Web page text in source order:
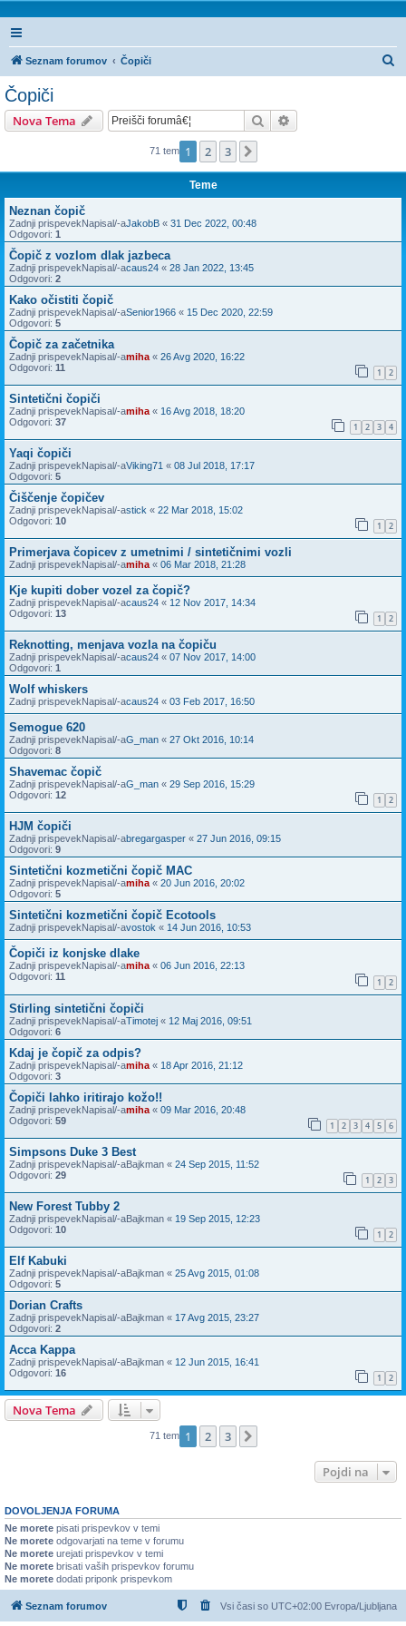
Seznam forumov Čopiči
Čopiči
Nova Tema Iskanje
71 tem 1 2 3
Teme
Neznan čopič
Zadnji prispevekNapisal/-aJakobB « 31 Dec 2022, 00:48
Odgovori: 1
Čopič z vozlom dlak jazbeca
Zadnji prispevekNapisal/-acaus24 « 28 Jan 2022, 13:45
Odgovori: 2
Kako očistiti čopič
Zadnji prispevekNapisal/-aSenior1966 « 15 Dec 2020, 22:59
Odgovori: 5
Čopič za začetnika
Zadnji prispevekNapisal/-amiha « 26 Avg 2020, 16:22
Odgovori: 11 1 2
Sintetični čopiči
Zadnji prispevekNapisal/-amiha « 16 Avg 2018, 18:20
Odgovori: 37 1 2 3 4
Yaqi čopiči
Zadnji prispevekNapisal/-aViking71 « 08 Jul 2018, 17:17
Odgovori: 5
Čiščenje čopičev
Zadnji prispevekNapisal/-astick « 22 Mar 2018, 15:02
Odgovori: 10 1 2
Primerjava čopicev z umetnimi / sintetičnimi vozli
Zadnji prispevekNapisal/-amiha « 06 Mar 2018, 21:28
Kje kupiti dober vozel za čopič?
Zadnji prispevekNapisal/-acaus24 « 12 Nov 2017, 14:34
Odgovori: 13 1 2
Reknotting, menjava vozla na čopiču
Zadnji prispevekNapisal/-acaus24 « 07 Nov 2017, 14:00
Odgovori: 1
Wolf whiskers
Zadnji prispevekNapisal/-acaus24 « 03 Feb 2017, 16:50
Semogue 620
Zadnji prispevekNapisal/-aG_man « 27 Okt 2016, 10:14
Odgovori: 8
Shavemac čopič
Zadnji prispevekNapisal/-aG_man « 29 Sep 2016, 15:29
Odgovori: 12 1 2
HJM čopiči
Zadnji prispevekNapisal/-abregargasper « 27 Jun 2016, 09:15
Odgovori: 9
Sintetični kozmetični čopič MAC
Zadnji prispevekNapisal/-amiha« 20 Jun 2016, 20:02
Odgovori: 5
Sintetični kozmetični čopič Ecotools
Zadnji prispevekNapisal/-avostok « 14 Jun 2016, 10:53
Čopiči iz konjske dlake
Zadnji prispevekNapisal/-amiha« 06 Jun 2016, 22:13
Odgovori: 11 1 2
Stirling sintetični čopiči
Zadnji prispevekNapisal/-aTimotej « 12 Maj 2016, 09:51
Odgovori: 6
Kdaj je čopič za odpis?
Zadnji prispevekNapisal/-amiha « 18 Apr 2016, 21:12
Odgovori: 3
Čopiči lahko iritirajo kožo!!
Zadnji prispevekNapisal/-amiha « 09 Mar 2016, 20:48
Odgovori: 59 1 2 3 4 5 6
Simpsons Duke 3 Best
Zadnji prispevekNapisal/-aBajkman « 24 Sep 2015, 11:52
Odgovori: 29 1 2 3
New Forest Tubby 2
Zadnji prispevekNapisal/-aBajkman « 19 Sep 2015, 12:23
Odgovori: 10 1 2
Elf Kabuki
Zadnji prispevekNapisal/-aBajkman « 25 Avg 2015, 01:08
Odgovori: 5
Dorian Crafts
Zadnji prispevekNapisal/-aBajkman « 17 Avg 2015, 23:27
Odgovori: 2
Acca Kappa
Zadnji prispevekNapisal/-aBajkman « 12 Jun 2015, 16:41
Odgovori: 16 1 2
Nova Tema
71 tem 1 2 3
Pojdi na
DOVOLJENJA FORUMA
Ne morete pisati prispevkov v temi
Ne morete odgovarjati na teme v forumu
Ne morete urejati prispevkov v temi
Ne morete brisati vaših prispevkov forumu
Ne morete dodati priponk prispevkom
Seznam forumov Vsi časi so UTC+02:00 Evropa/Ljubljana